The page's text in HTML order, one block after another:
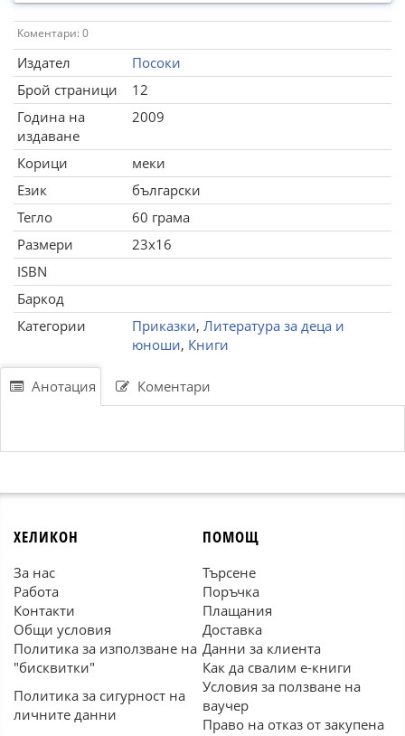
Коментари: 0
Издател
Посоки
Брой страници
12
Година на
издаване
2009
Корици
меки
Език
български
Тегло
60 грама
Размери
23x16
ISBN
Баркод
Категории
Приказки, Литература за деца и
юноши, Книги
Анотация Коментари
ХЕЛИКОН
За нас
Работа
Контакти
Общи условия
Политика за използване на
"бисквитки"
Политика за сигурност на
личните данни
ПОМОЩ
Търсене
Поръчка
Плащания
Доставка
Данни за клиента
Как да свалим е-книги
Условия за ползване на
ваучер
Право на отказ от закупена